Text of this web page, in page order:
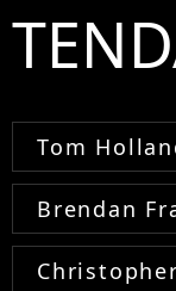
Tom
Brendan